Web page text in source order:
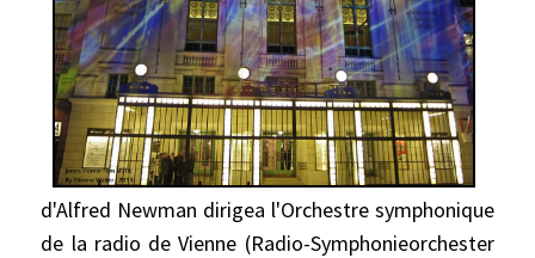
d'Alfred Newman dirigea l'Orchestre symphonique
de la radio de Vienne (Radio-Symphonieorchester